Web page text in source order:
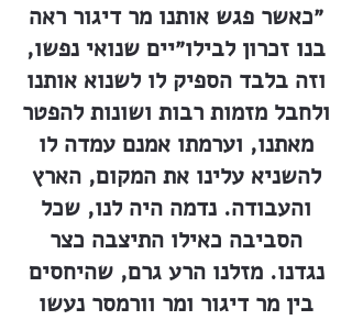
״כאשר פגש אותנו מר דיגור ראה
בנו זכרון לבילו״יים שנואי נפשו,
וזה בלבד הספיק לו לשנוא אותנו
ולחבל מזמות רבות ושונות להפטר
מאתנו, וערמתו אמנם עמדה לו
להשניא עלינו את המקום, הארץ
והעבודה. נדמה היה לנו, שכל
הסביבה כאילו התיצבה כצר
נגדנו. מזלנו הרע גרם, שהיחסים
בין מר דיגור ומר וורמסר נעשו